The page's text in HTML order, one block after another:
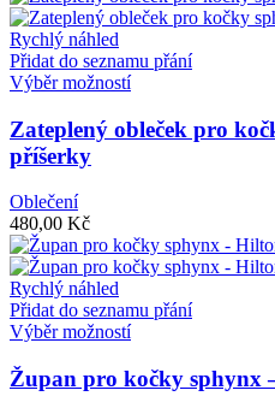
na
stránce
produktu
Rychlý náhled
Přidat do seznamu přání
Výběr možnostíTento
má
více
vybrat
na
stránce
produktu
Zateplený obleček pro
příšerky
Oblečení
480,00 Kč
Rychlý náhled
Přidat do seznamu přání
Výběr možnostíTento
má
Župan pro kočky sphynx